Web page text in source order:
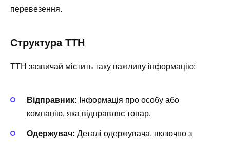
перевезення.
Структура ТТН
ТТН зазвичай містить таку важливу інформацію:
Відправник: Інформація про особу або
компанію, яка відправляє товар.
Одержувач: Деталі одержувача, включно з